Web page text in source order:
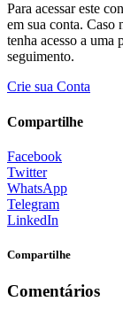
Para acessar este
em sua conta. Caso
tenha acesso a uma
seguimento.
Crie sua Conta
Compartilhe
Facebook
Twitter
WhatsApp
Telegram
LinkedIn
Compartilhe
Comentários